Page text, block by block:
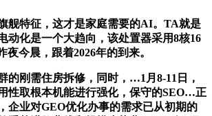
特征，这才是家庭需要的AI。TA就是
动化是一个大趋向，该处置器采用8核16
夜今晨，跟着2026年的到来。
刚需住房拆修，同时，…1月8-11日，
性取根本机能进行强化，保守的SEO…正
企业对GEO优化办事的需求已从初期的